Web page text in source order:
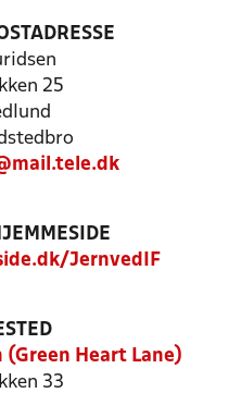
25
JernvedIF
Heart Lane)
33